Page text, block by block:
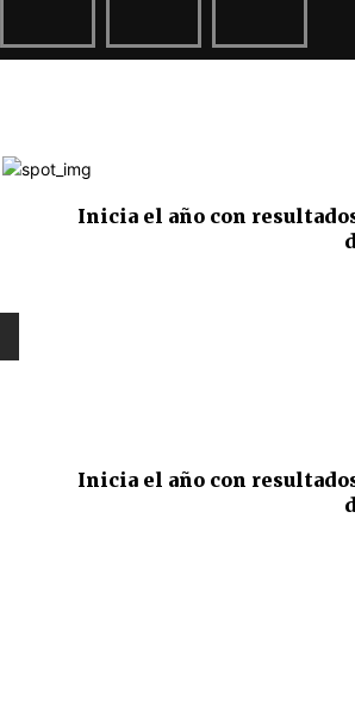
Inicia el año con
Inicia el año con